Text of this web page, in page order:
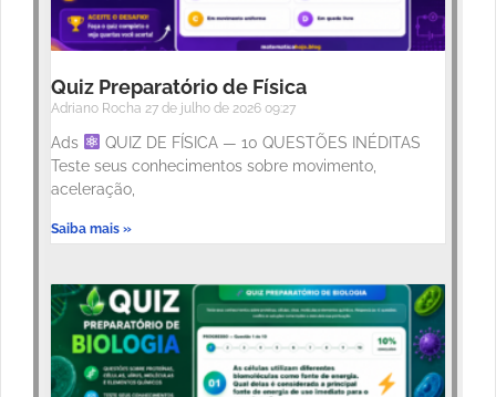
Quiz Preparatório de Física
Adriano Rocha 27 de julho de 2026 09:27
Ads
QUIZ DE FÍSICA — 10 QUESTÕES INÉDITAS
Teste seus conhecimentos sobre movimento,
aceleração,
Saiba mais »